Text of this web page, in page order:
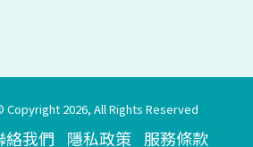
Copyright 2026, All Rights Reserved
絡我們 隱私政策 服務條款